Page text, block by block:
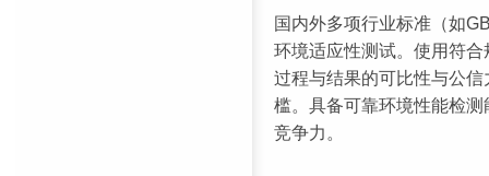
国内外多项行业标准（如
环境适应性测试。使用符
过程与结果的可比性与公
槛。具备可靠环境性能检
竞争力。